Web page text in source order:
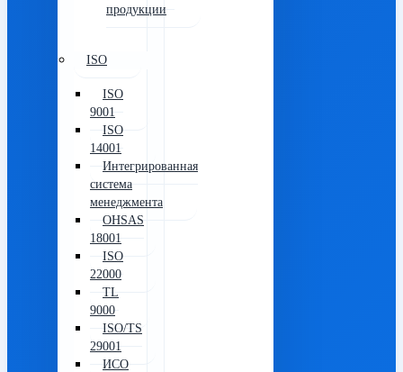
продукции
ISO
ISO
9001
ISO
14001
Интегрированная
система
менеджмента
OHSAS
18001
ISO
22000
TL
9000
ISO/TS
29001
ИСО